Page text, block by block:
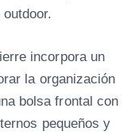
incorpora un
la organización
bolsa frontal con
pequeños y